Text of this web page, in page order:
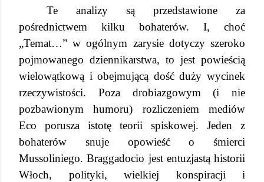
Te analizy są przedstawione za
pośrednictwem kilku bohaterów. I, choć
„Temat…” w ogólnym zarysie dotyczy szeroko
pojmowanego dziennikarstwa, to jest powieścią
wielowątkową i obejmującą dość duży wycinek
rzeczywistości. Poza drobiazgowym (i nie
pozbawionym humoru) rozliczeniem mediów
Eco porusza istotę teorii spiskowej. Jeden z
bohaterów snuje opowieść o śmierci
Mussoliniego. Braggadocio jest entuzjastą historii
Włoch, polityki, wielkiej konspiracji i